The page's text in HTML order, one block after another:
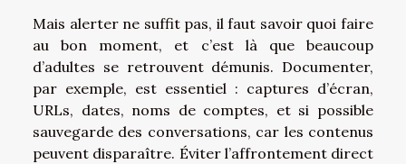
Mais alerter ne suffit pas, il faut savoir quoi faire
au bon moment, et c’est là que beaucoup
d’adultes se retrouvent démunis. Documenter,
par exemple, est essentiel : captures d’écran,
URLs, dates, noms de comptes, et si possible
sauvegarde des conversations, car les contenus
peuvent disparaître. Éviter l’affrontement direct